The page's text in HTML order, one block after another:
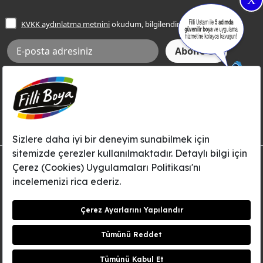
Frezya Rengi
Bilgi Toplumu Hizmetleri
İnternet Sitesi Kullanım Koşulları
KVKK Talep Formu
KVKK Aydınlatma Metni
KVKK aydınlatma metniniokudum, bilgilendim.
Aksi tarafımca bildirilene dek, Betek Boya ve Kimya Sanayi A.Ş.'nin
Filli Boya dahil tüm markaları ile ilgili kampanya, duyuru, hizmetler ve
tanıtım faaliyetleri vb. ile ilgili olarak e-posta yoluyla şahsıma
© Filli Boya 2026. Tüm Hakları Saklıdır.